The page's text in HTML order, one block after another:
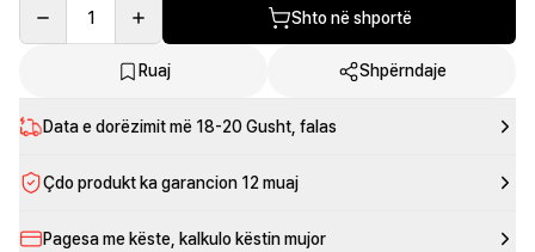
1 Shto në shportë
Ruaj Shpërndaje
Data e dorëzimit më 18-20 Gusht , falas
Çdo produkt ka garancion 12 muaj
Pagesa me këste, kalkulo këstin mujor